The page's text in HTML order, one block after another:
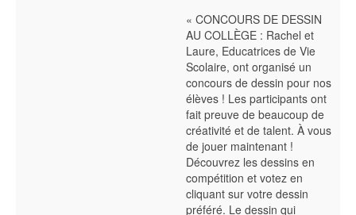
« CONCOURS DE DESSIN
AU COLLÈGE : Rachel et
Laure, Educatrices de Vie
Scolaire, ont organisé un
concours de dessin pour nos
élèves ! Les participants ont
fait preuve de beaucoup de
créativité et de talent. À vous
de jouer maintenant !
Découvrez les dessins en
compétition et votez en
cliquant sur votre dessin
préféré. Le dessin qui